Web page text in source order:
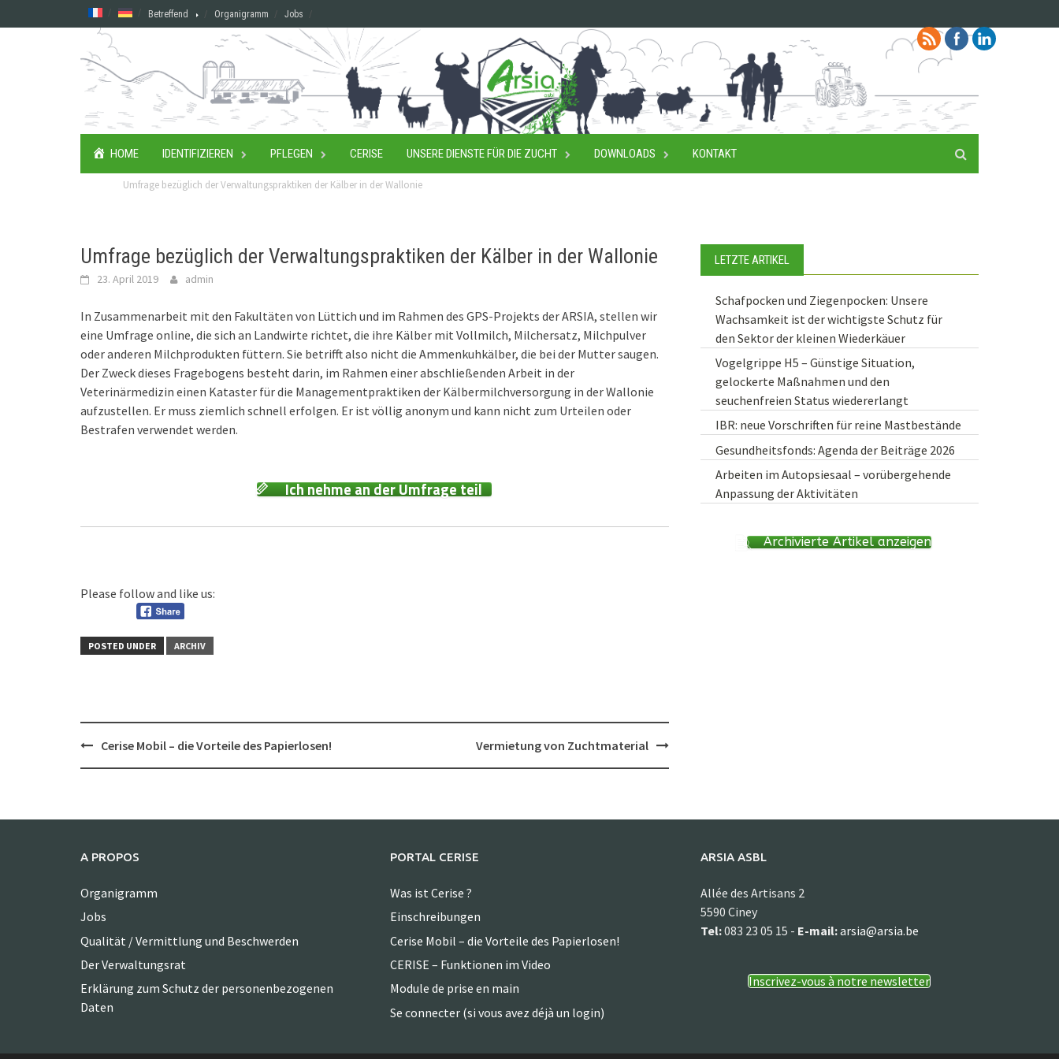
to
Betreffend Organigramm Jobs
HOME IDENTIFIZIEREN PFLEGEN CERISE UNSERE DIENSTE FÜR DIE ZUCHT DOWNLOADS KONTAKT
Umfrage bezüglich der Verwaltungspraktiken der Kälber in der Wallonie
Umfrage bezüglich der Verwaltungspraktiken der Kälber in der Wallonie
23. April 2019 admin
In Zusammenarbeit mit den Fakultäten von Lüttich und im Rahmen des GPS-Projekts der ARSIA, stellen wir
eine Umfrage online, die sich an Landwirte richtet, die ihre Kälber mit Vollmilch, Milchersatz, Milchpulver
oder anderen Milchprodukten füttern. Sie betrifft also nicht die Ammenkuhkälber, die bei der Mutter saugen.
Der Zweck dieses Fragebogens besteht darin, im Rahmen einer abschließenden Arbeit in der
Veterinärmedizin einen Kataster für die Managementpraktiken der Kälbermilchversorgung in der Wallonie
aufzustellen. Er muss ziemlich schnell erfolgen. Er ist völlig anonym und kann nicht zum Urteilen oder
Bestrafen verwendet werden.
Ich nehme an der Umfrage teil
Please follow and like us:
POSTED UNDER ARCHIV
Post
navigation
Cerise Mobil – die Vorteile des Papierlosen! Vermietung von Zuchtmaterial
LETZTE ARTIKEL
Schafpocken und Ziegenpocken: Unsere
Wachsamkeit ist der wichtigste Schutz für
den Sektor der kleinen Wiederkäuer
Vogelgrippe H5 – Günstige Situation,
gelockerte Maßnahmen und den
seuchenfreien Status wiedererlangt
IBR: neue Vorschriften für reine Mastbestände
Gesundheitsfonds: Agenda der Beiträge 2026
Arbeiten im Autopsiesaal – vorübergehende
Anpassung der Aktivitäten
Archivierte Artikel anzeigen
A PROPOS
Organigramm
Jobs
Qualität / Vermittlung und Beschwerden
Der Verwaltungsrat
Erklärung zum Schutz der personenbezogenen
Daten
PORTAL CERISE
Was ist Cerise ?
Einschreibungen
Cerise Mobil – die Vorteile des Papierlosen!
CERISE – Funktionen im Video
Module de prise en main
Se connecter (si vous avez déjà un login)
ARSIA ASBL
Allée des Artisans 2
5590 Ciney
Tel:083 23 05 15 - E-mail:arsia@arsia.be
Inscrivez-vous à notre newsletter